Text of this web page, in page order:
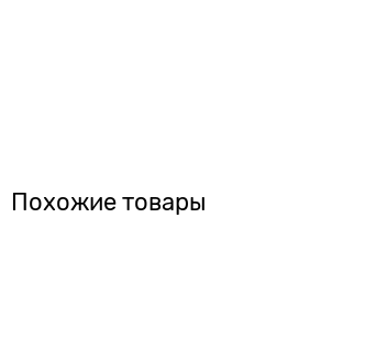
Похожие товары